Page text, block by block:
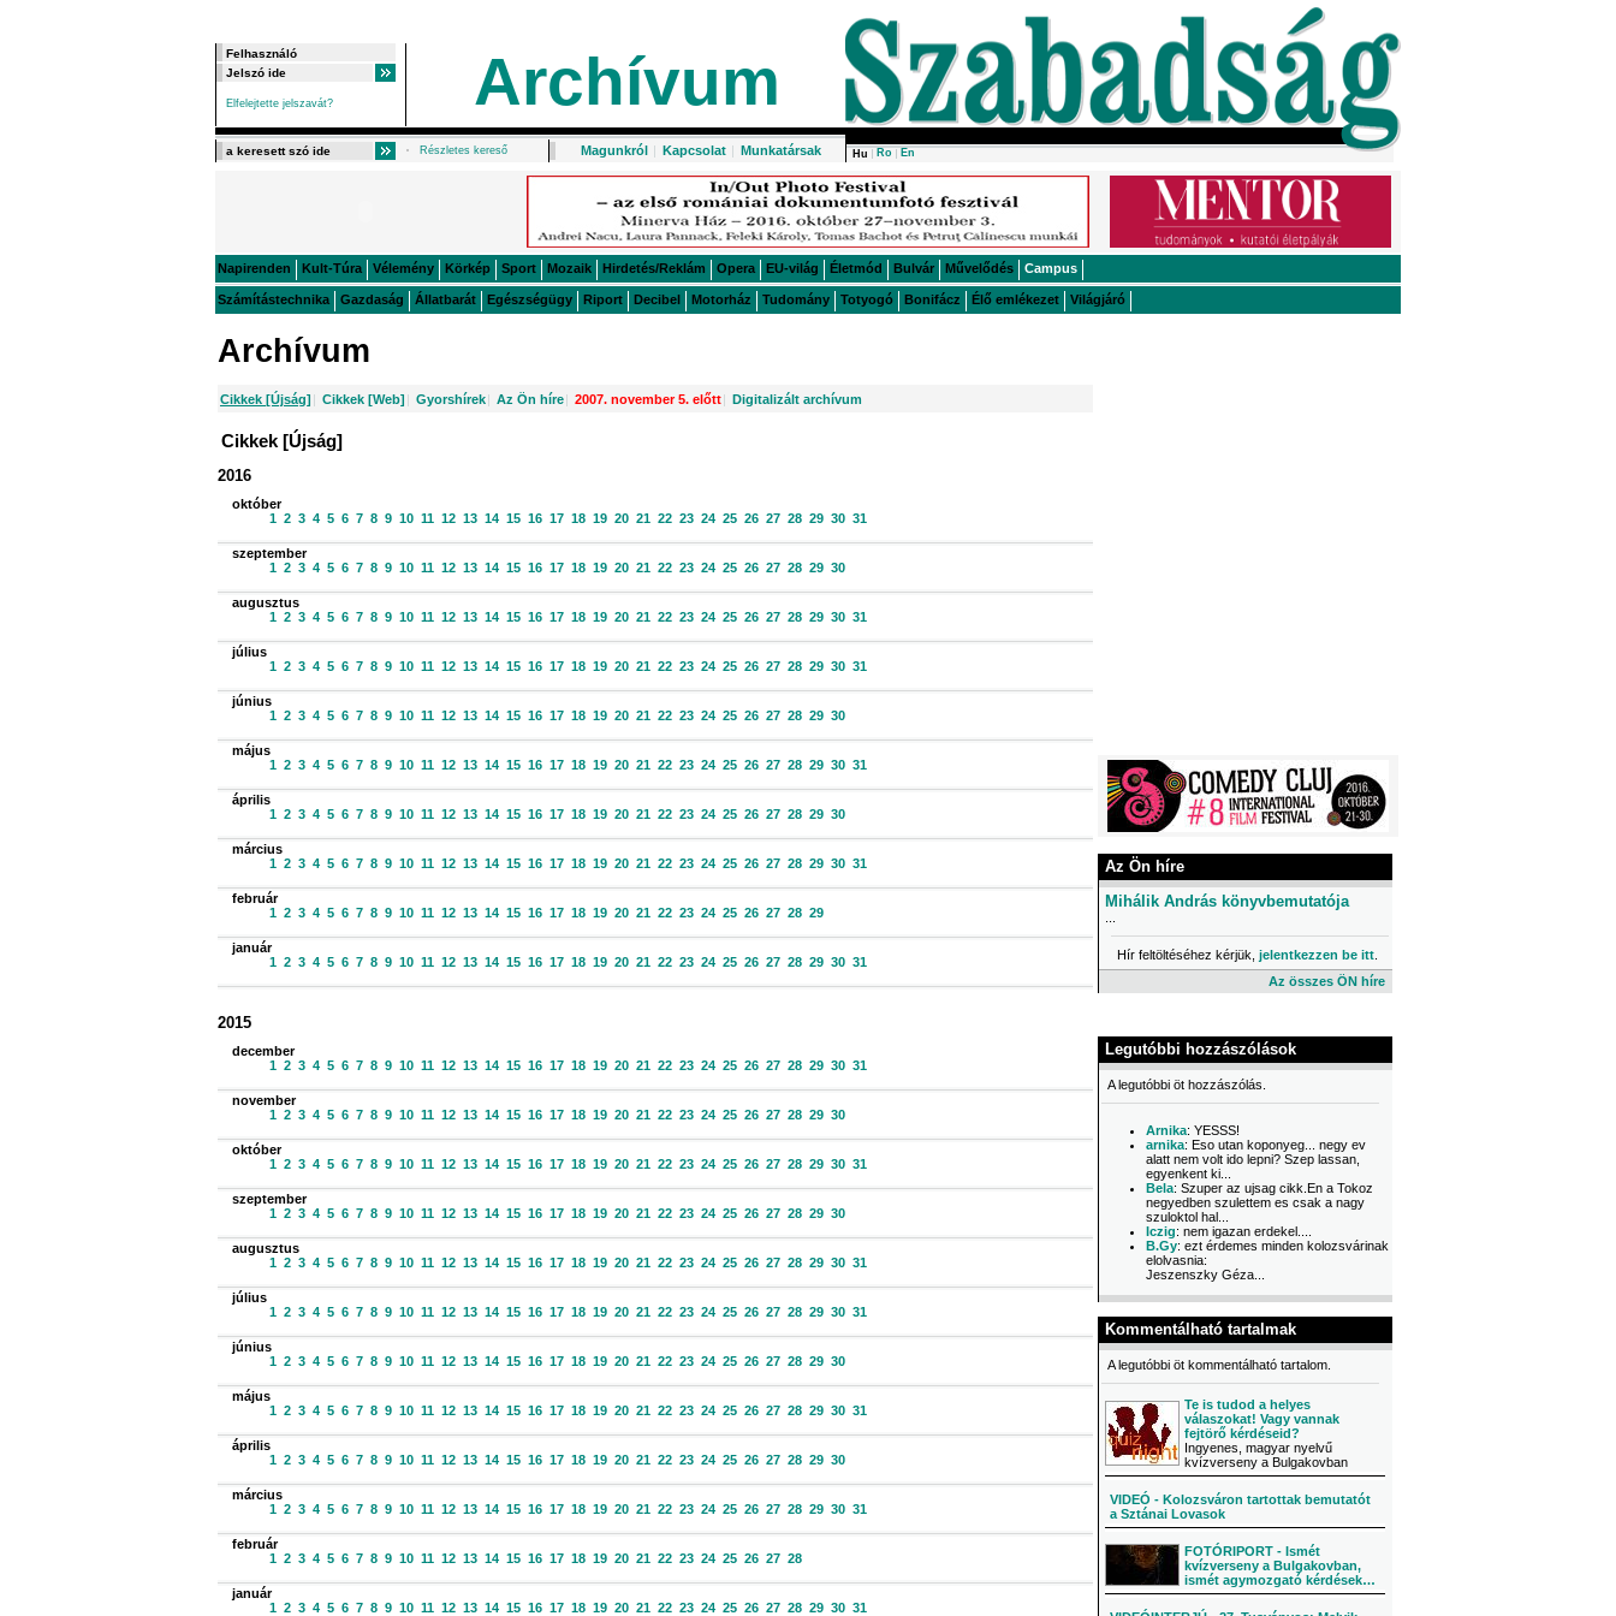
Elfelejtette jelszavát? Archívum
Részletes kereső Magunkról | Kapcsolat | Munkatársak Hu Ro En
Napirenden Kult-Túra Vélemény Körkép Sport Mozaik Hirdetés/Reklám Opera EU-világ Életmód Bulvár Művelődés Campus
Számítástechnika Gazdaság Állatbarát Egészségügy Riport Decibel Motorház Tudomány Totyogó Bonifácz Élő emlékezet Világjáró
Archívum
Cikkek [Újság] | Cikkek [Web] | Gyorshírek| Az Ön híre| 2007. november 5. előtt| Digitalizált archívum
Cikkek [Újság]
2016
október
1 2 3 4 5 6 7 8 9 10 11 12 13 14 15 16 17 18 19 20 21 22 23 24 25 26 27 28 29 30 31
szeptember
1 2 3 4 5 6 7 8 9 10 11 12 13 14 15 16 17 18 19 20 21 22 23 24 25 26 27 28 29 30
augusztus
1 2 3 4 5 6 7 8 9 10 11 12 13 14 15 16 17 18 19 20 21 22 23 24 25 26 27 28 29 30 31
július
1 2 3 4 5 6 7 8 9 10 11 12 13 14 15 16 17 18 19 20 21 22 23 24 25 26 27 28 29 30 31
június
1 2 3 4 5 6 7 8 9 10 11 12 13 14 15 16 17 18 19 20 21 22 23 24 25 26 27 28 29 30
május
1 2 3 4 5 6 7 8 9 10 11 12 13 14 15 16 17 18 19 20 21 22 23 24 25 26 27 28 29 30 31
április
1 2 3 4 5 6 7 8 9 10 11 12 13 14 15 16 17 18 19 20 21 22 23 24 25 26 27 28 29 30
március
1 2 3 4 5 6 7 8 9 10 11 12 13 14 15 16 17 18 19 20 21 22 23 24 25 26 27 28 29 30 31
február
1 2 3 4 5 6 7 8 9 10 11 12 13 14 15 16 17 18 19 20 21 22 23 24 25 26 27 28 29
január
1 2 3 4 5 6 7 8 9 10 11 12 13 14 15 16 17 18 19 20 21 22 23 24 25 26 27 28 29 30 31
2015
december
1 2 3 4 5 6 7 8 9 10 11 12 13 14 15 16 17 18 19 20 21 22 23 24 25 26 27 28 29 30 31
november
1 2 3 4 5 6 7 8 9 10 11 12 13 14 15 16 17 18 19 20 21 22 23 24 25 26 27 28 29 30
október
1 2 3 4 5 6 7 8 9 10 11 12 13 14 15 16 17 18 19 20 21 22 23 24 25 26 27 28 29 30 31
szeptember
1 2 3 4 5 6 7 8 9 10 11 12 13 14 15 16 17 18 19 20 21 22 23 24 25 26 27 28 29 30
augusztus
1 2 3 4 5 6 7 8 9 10 11 12 13 14 15 16 17 18 19 20 21 22 23 24 25 26 27 28 29 30 31
július
1 2 3 4 5 6 7 8 9 10 11 12 13 14 15 16 17 18 19 20 21 22 23 24 25 26 27 28 29 30 31
június
1 2 3 4 5 6 7 8 9 10 11 12 13 14 15 16 17 18 19 20 21 22 23 24 25 26 27 28 29 30
május
1 2 3 4 5 6 7 8 9 10 11 12 13 14 15 16 17 18 19 20 21 22 23 24 25 26 27 28 29 30 31
április
1 2 3 4 5 6 7 8 9 10 11 12 13 14 15 16 17 18 19 20 21 22 23 24 25 26 27 28 29 30
március
1 2 3 4 5 6 7 8 9 10 11 12 13 14 15 16 17 18 19 20 21 22 23 24 25 26 27 28 29 30 31
február
1 2 3 4 5 6 7 8 9 10 11 12 13 14 15 16 17 18 19 20 21 22 23 24 25 26 27 28
január
1 2 3 4 5 6 7 8 9 10 11 12 13 14 15 16 17 18 19 20 21 22 23 24 25 26 27 28 29 30 31
Az Ön híre
Mihálik András könyvbemutatója
Hír feltöltéséhez kérjük, jelentkezzen be itt
Az összes ÖN híre
Legutóbbi hozzászólások
A legutóbbi öt hozzászólás.
Arnika: YESSS!
arnika: Eso utan koponyeg... negy ev
alatt nem volt ido lepni? Szep lassan,
egyenkent ki...
Bela: Szuper az ujsag cikk.En a Tokoz
negyedben szulettem es csak a nagy
szuloktol hal...
Iczig: nem igazan erdekel....
B.Gy: ezt érdemes minden kolozsvárinak
elolvasnia:
Jeszenszky Géza...
Kommentálható tartalmak
A legutóbbi öt kommentálható tartalom.
Te is tudod a helyes
válaszokat! Vagy vannak
fejtörő kérdéseid?
Ingyenes, magyar nyelvű
kvízverseny a Bulgakovban
VIDEÓ - Kolozsváron tartottak bemutatót
a Sztánai Lovasok
FOTÓRIPORT - Ismét
kvízverseny a Bulgakovban,
ismét agymozgató kérdések…